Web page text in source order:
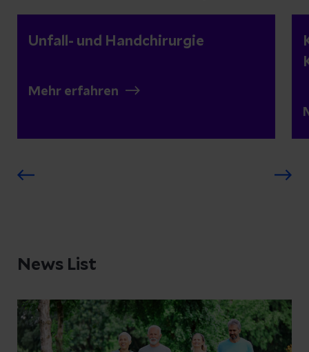
Unfall- und Handchirurgie
Mehr erfahren
News List